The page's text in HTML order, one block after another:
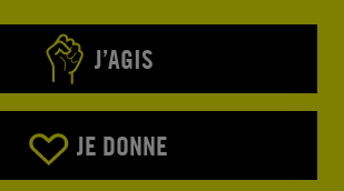
J’AGIS
JE DONNE